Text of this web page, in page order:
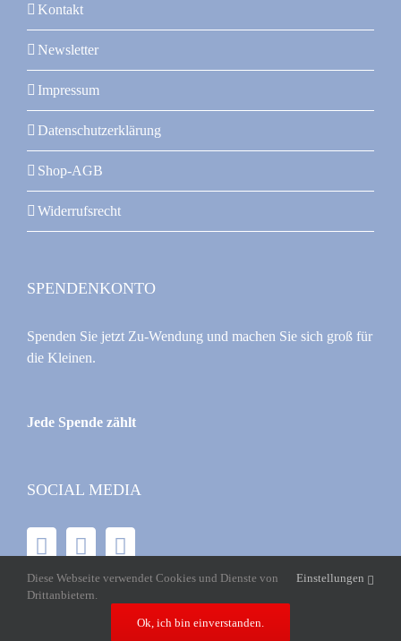
Kontakt
Newsletter
Impressum
Datenschutzerklärung
Shop-AGB
Widerrufsrecht
SPENDENKONTO
Spenden Sie jetzt Zu-Wendung und machen Sie sich groß für
die Kleinen.
Jede Spende zählt
SOCIAL MEDIA
Diese Webseite verwendet Cookies und Dienste von
Drittanbietern.
Einstellungen
Ok, ich bin einverstanden.